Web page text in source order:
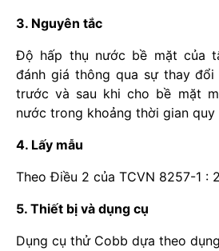
3. Nguyên tắc
Độ hấp thụ nước bề mặt của
đánh giá thông qua sự thay
trước và sau khi cho bề mặt
nước trong khoảng thời gian quy
4. Lấy mẫu
Theo Điều 2 của TCVN 8257-1 :
5. Thiết bị và dụng cụ
Dụng cụ thử Cobb dựa theo